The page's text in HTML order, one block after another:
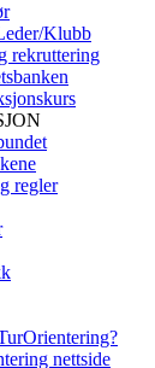
Klubb
rekruttering
regler
nettside